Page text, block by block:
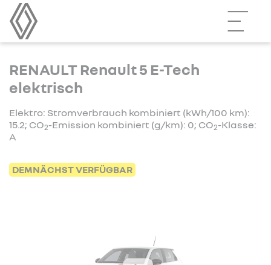
RENAULT Renault 5 E-Tech
elektrisch
Elektro: Stromverbrauch kombiniert (kWh/100 km):
15.2; CO2-Emission kombiniert (g/km): 0; CO2-Klasse:
A
DEMNÄCHST VERFÜGBAR